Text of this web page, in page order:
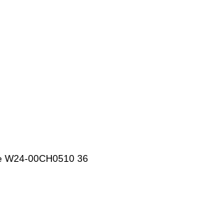
W24-00CH0510 36